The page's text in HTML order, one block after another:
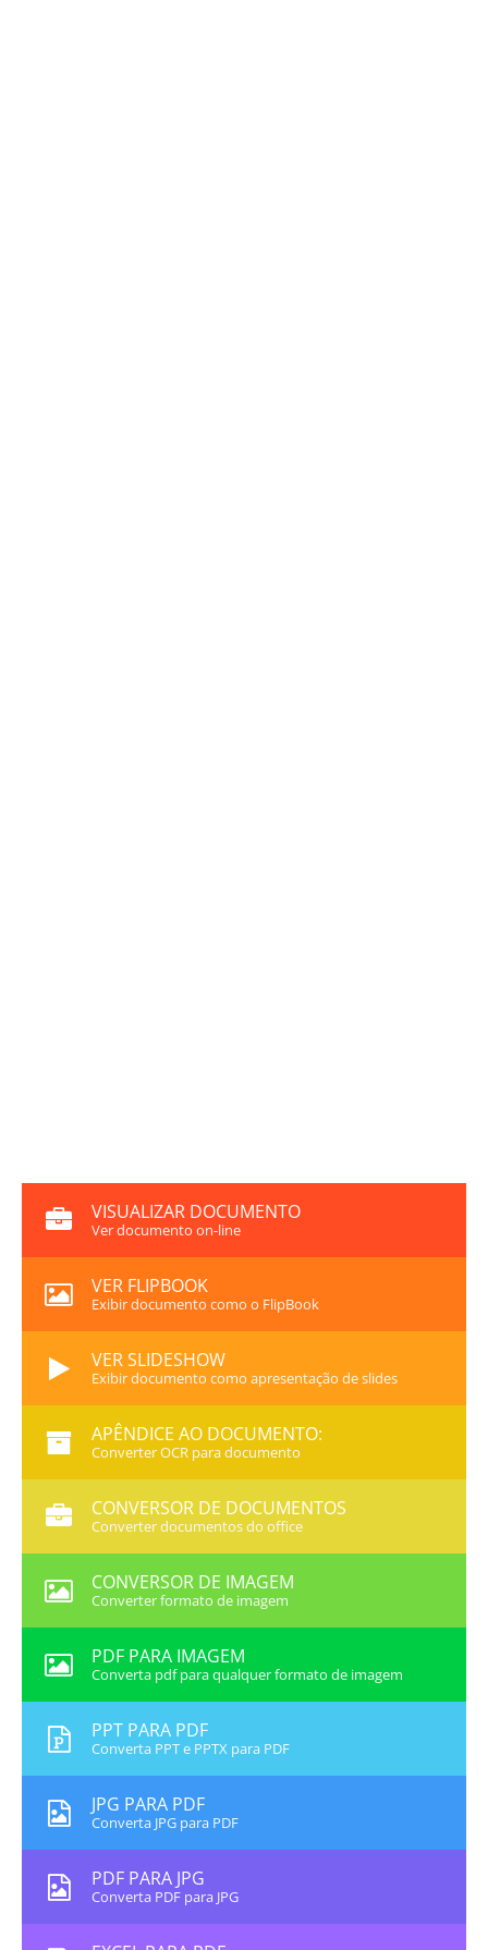
VISUALIZAR DOCUMENTO
Ver documento on-line
VER FLIPBOOK
Exibir documento como o FlipBook
VER SLIDESHOW
Exibir documento como apresentação de slides
APÊNDICE AO DOCUMENTO:
Converter OCR para documento
CONVERSOR DE DOCUMENTOS
Converter documentos do office
CONVERSOR DE IMAGEM
Converter formato de imagem
PDF PARA IMAGEM
Converta pdf para qualquer formato de imagem
PPT PARA PDF
Converta PPT e PPTX para PDF
JPG PARA PDF
Converta JPG para PDF
PDF PARA JPG
Converta PDF para JPG